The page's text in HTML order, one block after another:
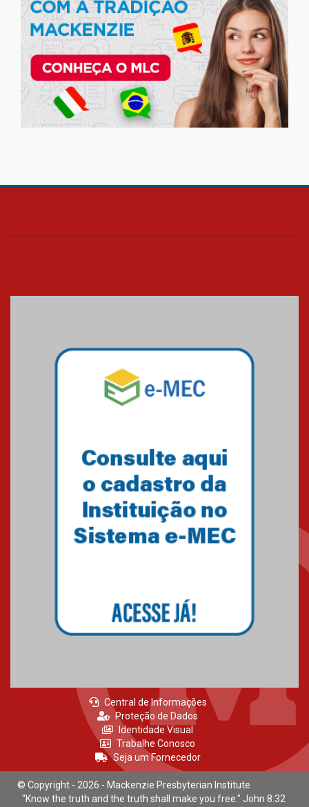
Central de Informações
Proteção de Dados
Identidade Visual
Trabalhe Conosco
Seja um Fornecedor
© Copyright - 2026 - Mackenzie Presbyterian Institute
"Know the truth and the truth shall make you free." John 8:32